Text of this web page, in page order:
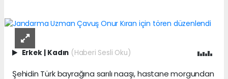
Erkek | Kadın (Haberi Sesli Oku)
Şehidin Türk bayrağına sarılı naaşı, hastane morgundan